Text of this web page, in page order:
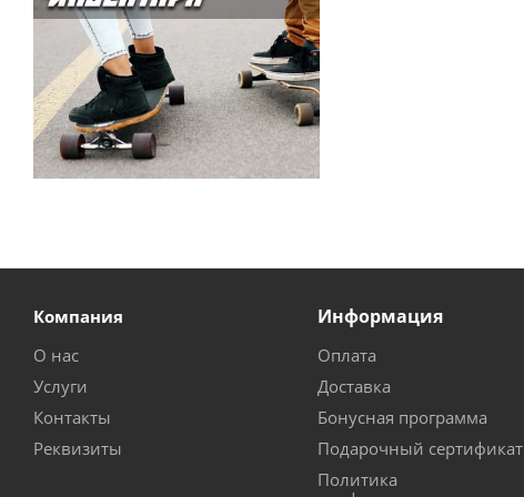
Компания
О нас
Услуги
Контакты
Реквизиты
Информация
Оплата
Доставка
Бонусная программа
Подарочный сертификат
Политика